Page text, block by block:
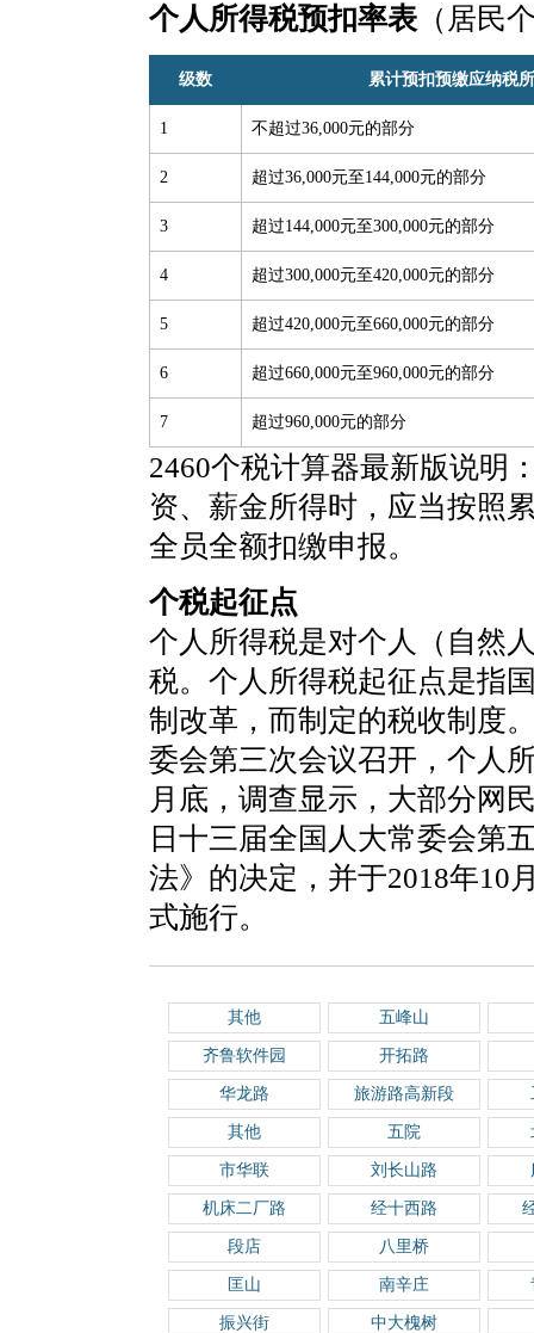
个人所得税预扣率表 （居民
级数 累计预扣预缴应纳税
1 不超过36,000元的部分
2 超过36,000元至144,000元的部分
3 超过144,000元至300,000元的部分
4 超过300,000元至420,000元的部分
5 超过420,000元至660,000元的部分
6 超过660,000元至960,000元的部分
7 超过960,000元的部分
2460个税计算器最新版说明
资、薪金所得时，应当按照
全员全额扣缴申报。
个税起征点
个人所得税是对个人（自然
税。个人所得税起征点是指
制改革，而制定的税收制度
委会第三次会议召开，个人
月底，调查显示，大部分网
日十三届全国人大常委会第
法》的决定，并于2018年10
式施行。
其他 五峰山
齐鲁软件园 开拓路
华龙路 旅游路高新段
其他 五院
市华联 刘长山路
机床二厂路 经十西路
段店 八里桥
匡山 南辛庄
振兴街 中大槐树